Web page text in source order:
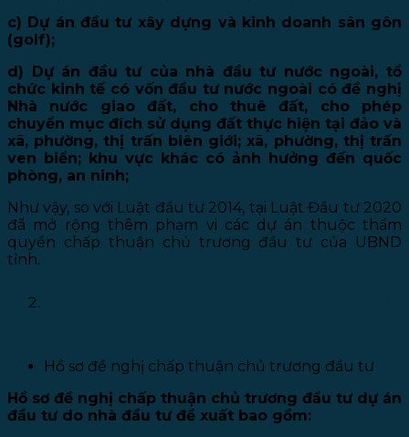
c) Dự án đầu tư xây dựng và kinh doanh sân gôn
(golf);
d) Dự án đầu tư của nhà đầu tư nước ngoài, tổ
chức kinh tế có vốn đầu tư nước ngoài có đề nghị
Nhà nước giao đất, cho thuê đất, cho phép
chuyển mục đích sử dụng đất thực hiện tại đảo và
xã, phường, thị trấn biên giới; xã, phường, thị trấn
ven biển; khu vực khác có ảnh hưởng đến quốc
phòng, an ninh;
Như vậy, so với Luật đầu tư 2014, tại Luật Đầu tư 2020
đã mở rộng thêm phạm vi các dự án thuộc thẩm
quyền chấp thuận chủ trương đầu tư của UBND
tỉnh.
Hồ sơ đề nghị chấp thuận chủ trương đầu tư
Hồ sơ đề nghị chấp thuận chủ trương đầu tư dự án
đầu tư do nhà đầu tư đề xuất bao gồm: